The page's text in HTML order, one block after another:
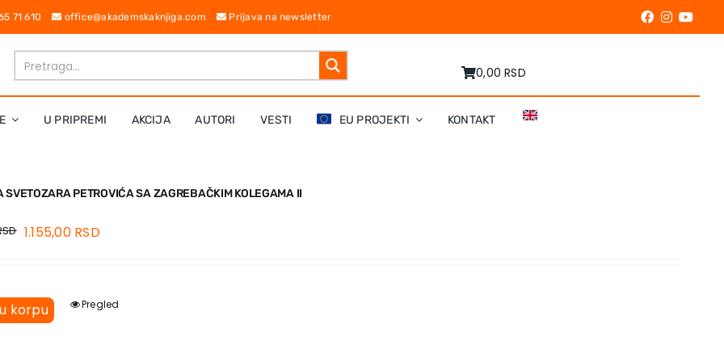
65 71 610 office@akademskaknjiga.com Prijava na newsletter
0,00 RSD
U PRIPREMI AKCIJA AUTORI VESTI EU PROJEKTI KONTAKT
SVETOZARA PETROVIĆA SA ZAGREBAČKIM KOLEGAMA II
1.155,00 RSD
korpu Pregled